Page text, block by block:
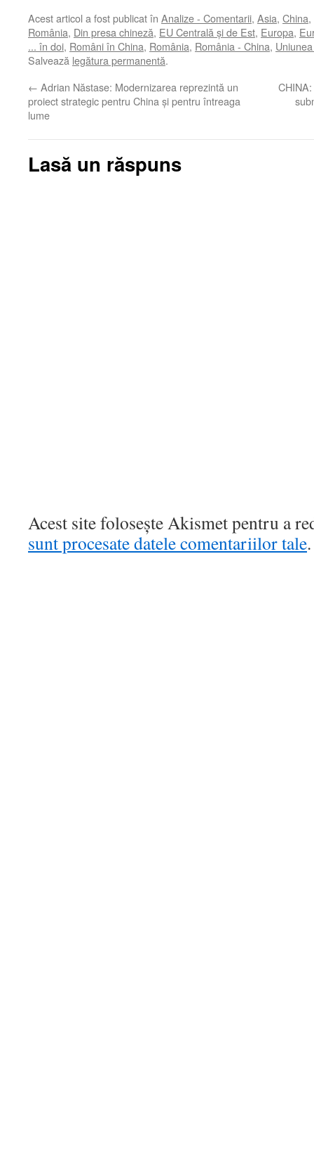
Acest articol a fost publicat în Analize - Comentarii, Asia, China,
România, Din presa chineză, EU Centrală şi de Est, Europa,
... în doi, Români în China, România, România - China,
Salvează legătura permanentă.
← Adrian Năstase: Modernizarea reprezintă un
proiect strategic pentru China și pentru întreaga
lume
Lasă un răspuns
Acest site folosește Akismet pentru a
sunt procesate datele comentariilor tale.